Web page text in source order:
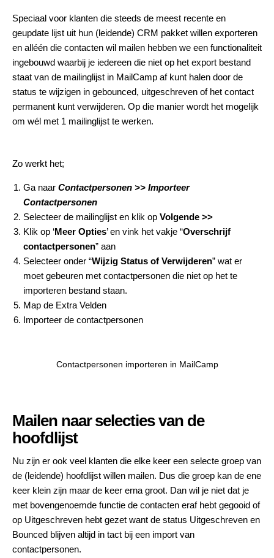
Speciaal voor klanten die steeds de meest recente en
geupdate lijst uit hun (leidende) CRM pakket willen exporteren
en alléén die contacten wil mailen hebben we een functionaliteit
ingebouwd waarbij je iedereen die niet op het export bestand
staat van de mailinglijst in MailCamp af kunt halen door de
status te wijzigen in gebounced, uitgeschreven of het contact
permanent kunt verwijderen. Op die manier wordt het mogelijk
om wél met 1 mailinglijst te werken.
Zo werkt het;
Ga naar Contactpersonen >> Importeer
Contactpersonen
Selecteer de mailinglijst en klik op Volgende >>
Klik op ‘Meer Opties’ en vink het vakje “Overschrijf
contactpersonen” aan
Selecteer onder “Wijzig Status of Verwijderen” wat er
moet gebeuren met contactpersonen die niet op het te
importeren bestand staan.
Map de Extra Velden
Importeer de contactpersonen
Contactpersonen importeren in MailCamp
Mailen naar selecties van de
hoofdlijst
Nu zijn er ook veel klanten die elke keer een selecte groep van
de (leidende) hoofdlijst willen mailen. Dus die groep kan de ene
keer klein zijn maar de keer erna groot. Dan wil je niet dat je
met bovengenoemde functie de contacten eraf hebt gegooid of
op Uitgeschreven hebt gezet want de status Uitgeschreven en
Bounced blijven altijd in tact bij een import van
contactpersonen.